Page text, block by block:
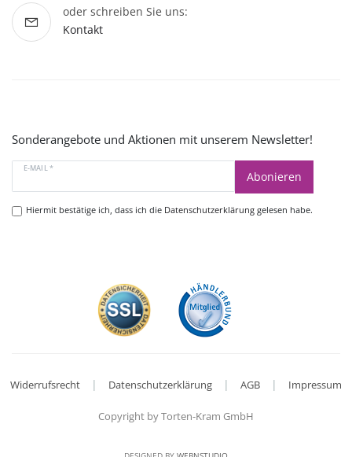
oder schreiben Sie uns:
Kontakt
Sonderangebote und Aktionen mit unserem Newsletter!
E-MAIL *
Abonieren
Hiermit bestätige ich, dass ich die Datenschutzerklärunggelesen habe.
Widerrufsrecht | Datenschutzerklärung | AGB | Impressum
Copyright by Torten-Kram GmbH